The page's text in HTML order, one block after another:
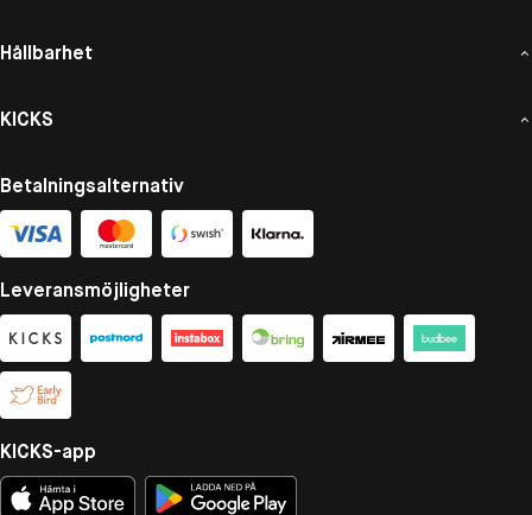
Hållbarhet
KICKS
Betalningsalternativ
Leveransmöjligheter
KICKS-app